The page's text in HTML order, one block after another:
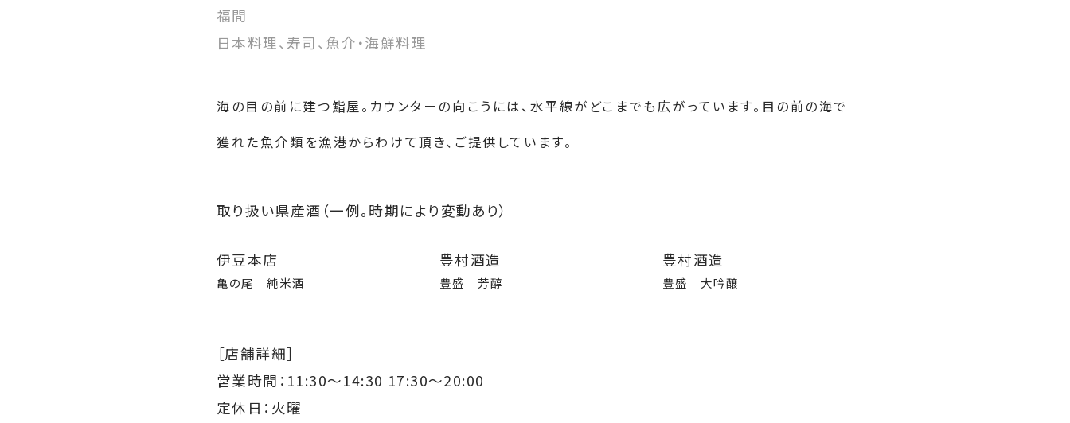
福間
日本料理、寿司、魚介・海鮮料理
海の目の前に建つ鮨屋。カウンターの向こうには、水平線がどこまでも広がっています。目の前の海で
獲れた魚介類を漁港からわけて頂き、ご提供しています。
取り扱い県産酒（一例。時期により変動あり）
伊豆本店
亀の尾 純米酒
豊村酒造
豊盛 芳醇
豊村酒造
豊盛 大吟醸
［店舗詳細］
営業時間： 11:30～14:30 17:30～20:00
定休日：火曜